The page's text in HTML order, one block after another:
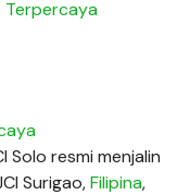
Terpercaya
Solo resmi menjalin
Surigao,Filipina,